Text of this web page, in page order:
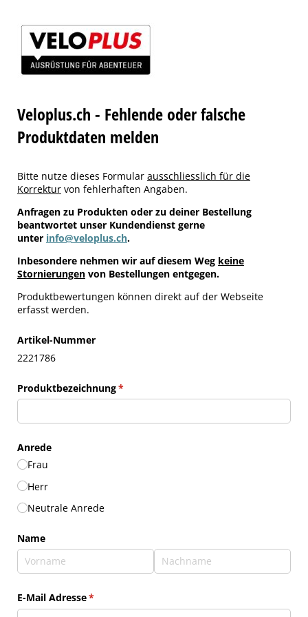
Veloplus.ch - Fehlende oder falsche
Produktdaten melden
Bitte nutze dieses Formular ausschliesslich für die
Korrektur von fehlerhaften Angaben.
Anfragen zu Produkten oder zu deiner Bestellung
beantwortet unser Kundendienst gerne
unter info@veloplus.ch.
Inbesondere nehmen wir auf diesem Weg keine
Stornierungen von Bestellungen entgegen.
Produktbewertungen können direkt auf der Webseite
erfasst werden.
Artikel-Nummer
2221786
Produktbezeichnung*
(erforderlich)
Anrede
Frau
Herr
Neutrale Anrede
Name
E-Mail Adresse*
(erforderlich)